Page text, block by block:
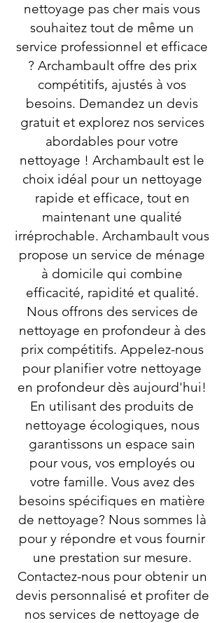
nettoyage pas cher mais vous
souhaitez tout de même un
service professionnel et efficace
? Archambault offre des prix
compétitifs, ajustés à vos
besoins. Demandez un devis
gratuit et explorez nos services
abordables pour votre
nettoyage ! Archambault est le
choix idéal pour un nettoyage
rapide et efficace, tout en
maintenant une qualité
irréprochable. Archambault vous
propose un service de ménage
à domicile qui combine
efficacité, rapidité et qualité.
Nous offrons des services de
nettoyage en profondeur à des
prix compétitifs. Appelez-nous
pour planifier votre nettoyage
en profondeur dès aujourd'hui!
En utilisant des produits de
nettoyage écologiques, nous
garantissons un espace sain
pour vous, vos employés ou
votre famille. Vous avez des
besoins spécifiques en matière
de nettoyage? Nous sommes là
pour y répondre et vous fournir
une prestation sur mesure.
Contactez-nous pour obtenir un
devis personnalisé et profiter de
nos services de nettoyage de